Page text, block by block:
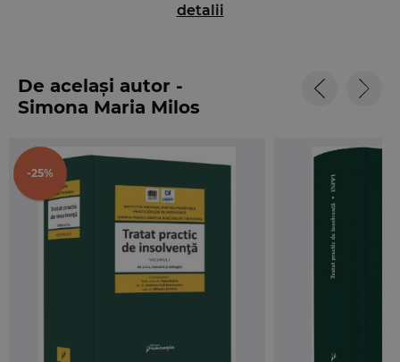
Legea nr. 381/2009 privind introducerea
falimentul, dizolvarea si lichidarea voluntara in
activitatea de asigurari, Legea nr. 637/2002 cu
privire la reglementarea raporturilor de drept
10/2004 privind procedura reorganizarii judiciare si
a falimentului institutiilor de credit.
Avand in vedere ca „procesele incepute inainte de
intrarea in vigoare a acestei legi raman supuse legii
aplicabile anterior acestei date” (art. 343), o astfel
de abordare va fi utila practicienilor, aflati
Lucrarea cuprinde si un studiu al principalelor
detalii
De același autor -
Simona Maria Milos
-25%